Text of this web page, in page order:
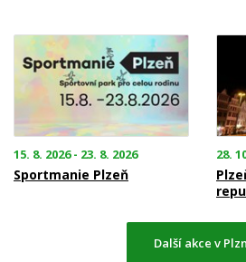
15. 8. 2026 - 23. 8. 2026
Sportmanie Plzeň
28.
Další akce v